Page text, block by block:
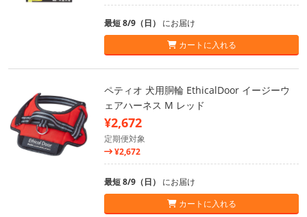
最短 8/9（日） にお届け
カートに入れる
ペティオ 犬用胴輪 EthicalDoor イージーウ
ェアハーネス M レッド
¥2,672
定期便対象
¥2,672
最短 8/9（日） にお届け
カートに入れる